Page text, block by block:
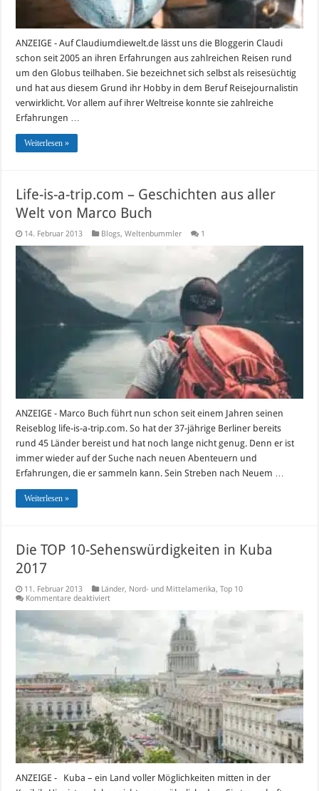
ANZEIGE - Auf Claudiumdiewelt.de lässt uns die Bloggerin Claudi
schon seit 2005 an ihren Erfahrungen aus zahlreichen Reisen rund
um den Globus teilhaben. Sie bezeichnet sich selbst als reisesüchtig
und hat aus diesem Grund ihr Hobby in dem Beruf Reisejournalistin
verwirklicht. Vor allem auf ihrer Weltreise konnte sie zahlreiche
Erfahrungen …
Weiterlesen »
Life-is-a-trip.com – Geschichten aus aller
Welt von Marco Buch
14. Februar 2013 Blogs,Weltenbummler 1
ANZEIGE - Marco Buch führt nun schon seit einem Jahren seinen
Reiseblog life-is-a-trip.com. So hat der 37-jährige Berliner bereits
rund 45 Länder bereist und hat noch lange nicht genug. Denn er ist
immer wieder auf der Suche nach neuen Abenteuern und
Erfahrungen, die er sammeln kann. Sein Streben nach Neuem …
Weiterlesen »
Die TOP 10-Sehenswürdigkeiten in Kuba
2017
11. Februar 2013 Länder, Nord- und Mittelamerika,Top 10
Kommentare deaktiviertfür
Sehenswürdigkeiten
ANZEIGE - Kuba – ein Land voller Möglichkeiten mitten in der